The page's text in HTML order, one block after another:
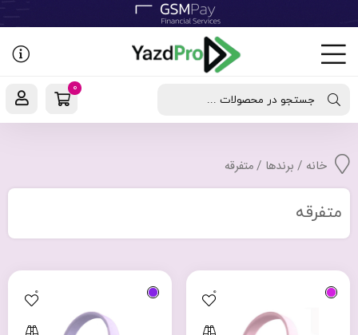
جستجو در محصولات ...
0
خانه / برندها / متفرقه
متفرقه
0
0